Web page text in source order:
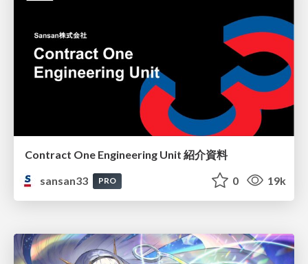
Contract One Engineering Unit 紹介資料
sansan33
PRO 0 19k